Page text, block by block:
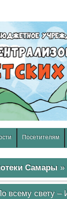
Посетителям
Самары »
всему свету –